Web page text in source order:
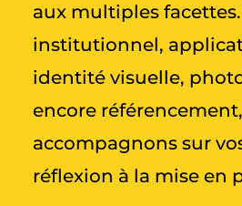
aux multiples
institutionnel,
identité visuelle,
encore
accompagnons sur
réflexion à la mise en